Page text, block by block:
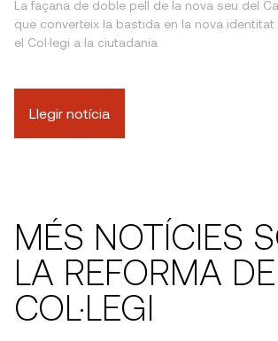
La façana de doble pell de la nova seu del
que converteix la bastida en la nova identitat
el Col·legi a la ciutadania
Llegir notícia
MÉS NOTÍCIES
LA REFORMA
COL·LEGI